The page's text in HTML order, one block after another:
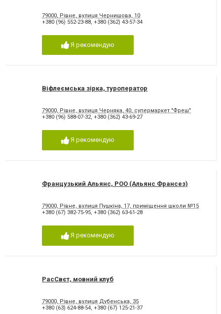
79000, Рівне, вулиця Чернишова, 10
+380 (96) 552-23-88, +380 (362) 43-57-34
Я рекомендую
Віфлеємська зірка, туроператор
79000, Рівне, вулиця Черняка, 40, супермаркет "Фреш"
+380 (96) 588-07-32, +380 (362) 43-69-27
Я рекомендую
Французький Альянс, РОО (Альянс Франсез)
79000, Рівне, вулиця Пушкіна, 17, приміщення школи №15
+380 (67) 382-75-95, +380 (362) 63-61-28
Я рекомендую
РасСвєт, мовний клуб
79000, Рівне, вулиця Дубенська, 35
+380 (63) 624-88-54, +380 (67) 125-21-37